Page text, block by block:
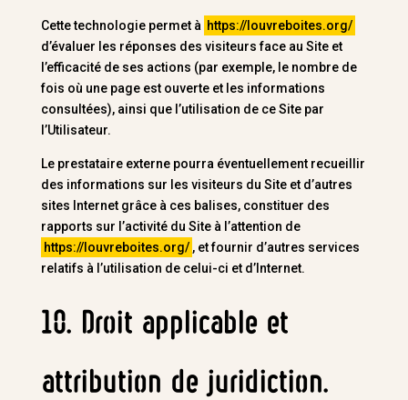
Cette technologie permet à https://louvreboites.org/
d’évaluer les réponses des visiteurs face au Site et
l’efficacité de ses actions (par exemple, le nombre de
fois où une page est ouverte et les informations
consultées), ainsi que l’utilisation de ce Site par
l’Utilisateur.
Le prestataire externe pourra éventuellement recueillir
des informations sur les visiteurs du Site et d’autres
sites Internet grâce à ces balises, constituer des
rapports sur l’activité du Site à l’attention de
https://louvreboites.org/ , et fournir d’autres services
relatifs à l’utilisation de celui-ci et d’Internet.
10. Droit applicable et
attribution de juridiction.